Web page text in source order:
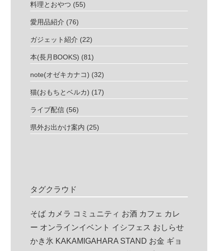
料理とおやつ (55)
愛用品紹介 (76)
ガジェット紹介 (22)
本(長月BOOKS) (81)
note(オゼキカナコ) (32)
猫(おもちとベルカ) (17)
ライブ配信 (56)
県外お出かけ案内 (25)
タグクラウド
そば カメラ コミュニティ お酒 カフェ カレ
ー オンラインイベント イシフェス おしらせ
かき氷 KAKAMIGAHARA STAND お金 ギョ